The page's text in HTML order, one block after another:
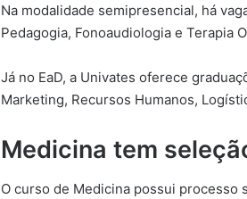
Na modalidade semipresencial, há
Pedagogia, Fonoaudiologia e Terapia
Já no EaD, a Univates oferece
Marketing, Recursos Humanos,
Medicina tem
O curso de Medicina possui processo